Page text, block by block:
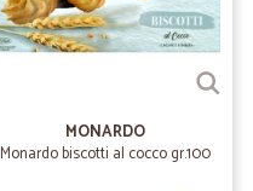
MONARDO
Monardo biscotti al cocco gr.100